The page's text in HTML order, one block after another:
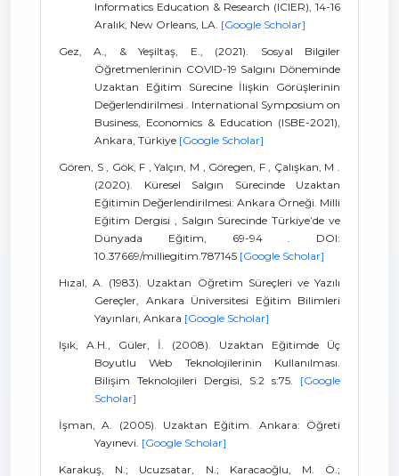
Informatics Education & Research (ICIER), 14-16
Aralık, New Orleans, LA. [Google Scholar]
Gez, A., & Yeşiltaş, E., (2021). Sosyal Bilgiler
Öğretmenlerinin COVID-19 Salgını Döneminde
Uzaktan Eğitim Sürecine İlişkin Görüşlerinin
Değerlendirilmesi . International Symposium on
Business, Economics & Education (ISBE-2021),
Ankara, Türkiye [Google Scholar]
Gören, S , Gök, F , Yalçın, M , Göregen, F , Çalışkan, M .
(2020). Küresel Salgın Sürecinde Uzaktan
Eğitimin Değerlendirilmesi: Ankara Örneği. Milli
Eğitim Dergisi , Salgın Sürecinde Türkiye’de ve
Dünyada Eğitim, 69-94 . DOI:
10.37669/milliegitim.787145 [Google Scholar]
Hızal, A. (1983). Uzaktan Öğretim Süreçleri ve Yazılı
Gereçler, Ankara Üniversitesi Eğitim Bilimleri
Yayınları, Ankara [Google Scholar]
Işık, A.H., Güler, İ. (2008). Uzaktan Eğitimde Üç
Boyutlu Web Teknolojilerinin Kullanılması.
Bilişim Teknolojileri Dergisi, S:2 s:75. [Google
Scholar]
İşman, A. (2005). Uzaktan Eğitim. Ankara: Öğreti
Yayınevi. [Google Scholar]
Karakuş, N.; Ucuzsatar, N.; Karacaoğlu, M. Ö.;